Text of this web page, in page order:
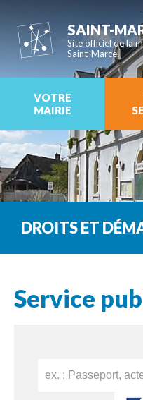
SAINT-
Site officiel de la
Saint-Marcel
VOTRE
MAIRIE
DROITS ET
Service